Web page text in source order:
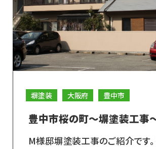
塀塗装 大阪府 豊中市
豊中市桜の町～塀塗装工事
M様邸塀塗装工事のご紹介です